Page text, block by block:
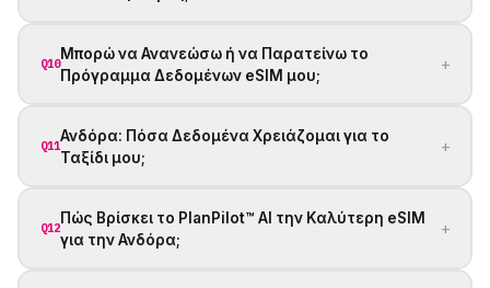
Q10
Μπορώ να Ανανεώσω ή να Παρατείνω το
Πρόγραμμα Δεδομένων eSIM μου;
+
Q11
Ανδόρα: Πόσα Δεδομένα Χρειάζομαι για το
Ταξίδι μου;
+
Q12
Πώς Βρίσκει το PlanPilot™ AI την Καλύτερη eSIM
για την Ανδόρα;
+